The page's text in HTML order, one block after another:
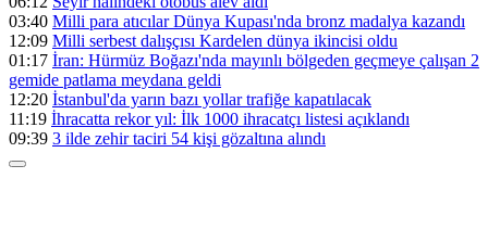
03:40 Milli para atıcılar Dünya Kupası'nda bronz madalya kazandı
12:09 Milli serbest dalışçısı Kardelen dünya ikincisi oldu
01:17 İran: Hürmüz Boğazı'nda mayınlı bölgeden geçmeye çalışan 2
gemide patlama meydana geldi
12:20 İstanbul'da yarın bazı yollar trafiğe kapatılacak
11:19 İhracatta rekor yıl: İlk 1000 ihracatçı listesi açıklandı
09:39 3 ilde zehir taciri 54 kişi gözaltına alındı